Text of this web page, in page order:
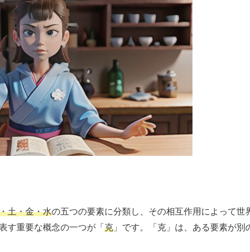
土・金・水の五つの要素に分類し、その相互作用によって世
す重要な概念の一つが「克 」です。「克」は、ある要素が別